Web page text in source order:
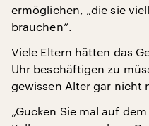
ermöglichen, „die sie
brauchen“.
Viele Eltern hätten das
Uhr beschäftigen zu
gewissen Alter gar nicht
„Gucken Sie mal auf